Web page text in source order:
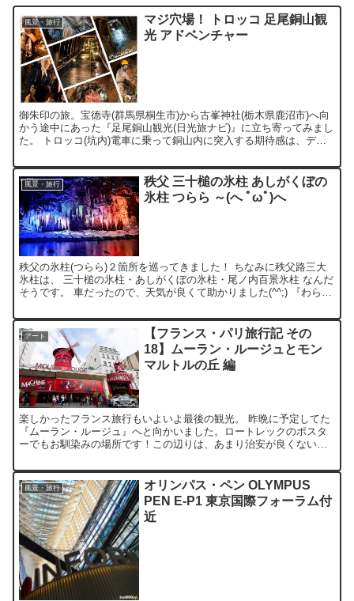
風景・旅行
マジ穴場！ トロッコ 足尾銅山観
光 アドベンチャー
御朱印の旅。宝徳寺(群馬県桐生市)から古峯神社(栃木県鹿沼市)へ向
かう途中にあった『足尾銅山観光(日光旅ナビ)』に立ち寄ってみまし
た。 トロッコ(坑内)電車に乗って銅山内に突入する期待感は、ディ
風景・旅行
秩父 三十槌の氷柱 あしがくぼの
氷柱 つらら ～(へ ﾟωﾟ)へ
秩父の氷柱(つらら)２箇所を巡ってきました！ ちなみに秩父路三大
氷柱は、 三十槌の氷柱・あしがくぼの氷柱・尾ノ内百景氷柱 なんだ
そうです。 車だったので、天気が良くて助かりました(^^;) 『わらじ
アート
【フランス・パリ旅行記 その
18】ムーラン・ルージュとモン
マルトルの丘 編
楽しかったフランス旅行もいよいよ最後の観光。 昨晩に予定してた
『ムーラン・ルージュ』へと向かいました。ロートレックのポスタ
ーでもお馴染みの場所です！この辺りは、あまり治安が良くないと
風景・旅行
オリンパス・ペン OLYMPUS
PEN E-P1 東京国際フォーラム付
近